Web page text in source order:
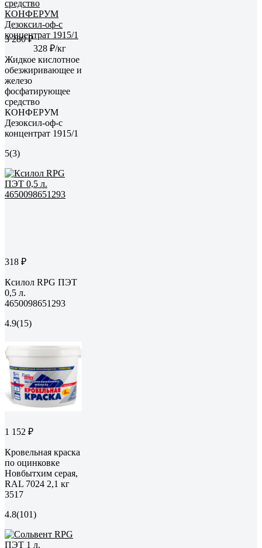
3 280 ₽
328 ₽/кг
Жидкое кислотное
обезжиривающее и
железо
фосфатирующее
средство
КОНФЕРУМ
Дезоксил-оф-с
концентрат 1915/1
5(3)
318 ₽
Ксилол RPG ПЭТ
0,5 л.
4650098651293
4.9(15)
1 152 ₽
Кровельная краска
по оцинковке
Новбытхим серая,
RAL 7024 2,1 кг
3517
4.8(101)